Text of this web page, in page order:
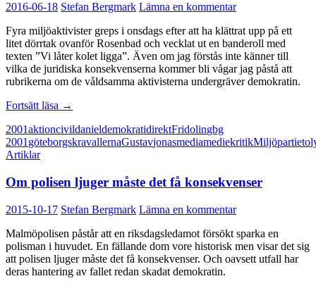
2016-06-18 Stefan Bergmark Lämna en kommentar
Fyra miljöaktivister greps i onsdags efter att ha klättrat upp på ett
litet dörrtak ovanför Rosenbad och vecklat ut en banderoll med
texten ”Vi låter kolet ligga”. Även om jag förstås inte känner till
vilka de juridiska konsekvenserna kommer bli vågar jag påstå att
rubrikerna om de våldsamma aktivisterna undergräver demokratin.
Fortsätt läsa Rubrikerna
miljöaktivisternas
våld
→
2001aktioncivildanieldemokratidirektFridolingbg
2001 göteborgskravallernaGustavjonasmediamediekritikMiljöpartiet
Artiklar
Om polisen ljuger måste det få konsekvenser
2015-10-17 Stefan Bergmark Lämna en kommentar
Malmöpolisen påstår att en riksdagsledamot försökt sparka en
polisman i huvudet. En fällande dom vore historisk men visar det sig
att polisen ljuger måste det få konsekvenser. Och oavsett utfall har
deras hantering av fallet redan skadat demokratin.